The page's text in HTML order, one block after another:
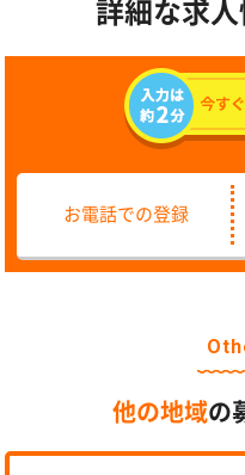
詳細な求人
お電話での登録
他の地域の